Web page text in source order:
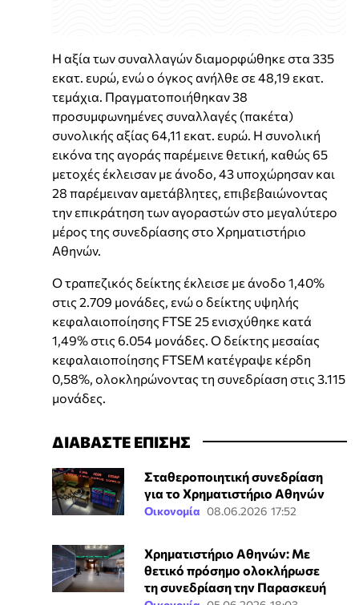
Η αξία των συναλλαγών διαμορφώθηκε στα 335
εκατ. ευρώ, ενώ ο όγκος ανήλθε σε 48,19 εκατ.
τεμάχια. Πραγματοποιήθηκαν 38
προσυμφωνημένες συναλλαγές (πακέτα)
συνολικής αξίας 64,11 εκατ. ευρώ. Η συνολική
εικόνα της αγοράς παρέμεινε θετική, καθώς 65
μετοχές έκλεισαν με άνοδο, 43 υποχώρησαν και
28 παρέμειναν αμετάβλητες, επιβεβαιώνοντας
την επικράτηση των αγοραστών στο μεγαλύτερο
μέρος της συνεδρίασης στο Χρηματιστήριο
Αθηνών.
Ο τραπεζικός δείκτης έκλεισε με άνοδο 1,40%
στις 2.709 μονάδες, ενώ ο δείκτης υψηλής
κεφαλαιοποίησης FTSE 25 ενισχύθηκε κατά
1,49% στις 6.054 μονάδες. Ο δείκτης μεσαίας
κεφαλαιοποίησης FTSEM κατέγραψε κέρδη
0,58%, ολοκληρώνοντας τη συνεδρίαση στις 3.115
μονάδες.
ΔΙΑΒΑΣΤΕ ΕΠΙΣΗΣ
Σταθεροποιητική συνεδρίαση
για το Χρηματιστήριο Αθηνών
Οικονομία 08.06.2026 17:52
Χρηματιστήριο Αθηνών: Με
θετικό πρόσημο ολοκλήρωσε
τη συνεδρίαση την Παρασκευή